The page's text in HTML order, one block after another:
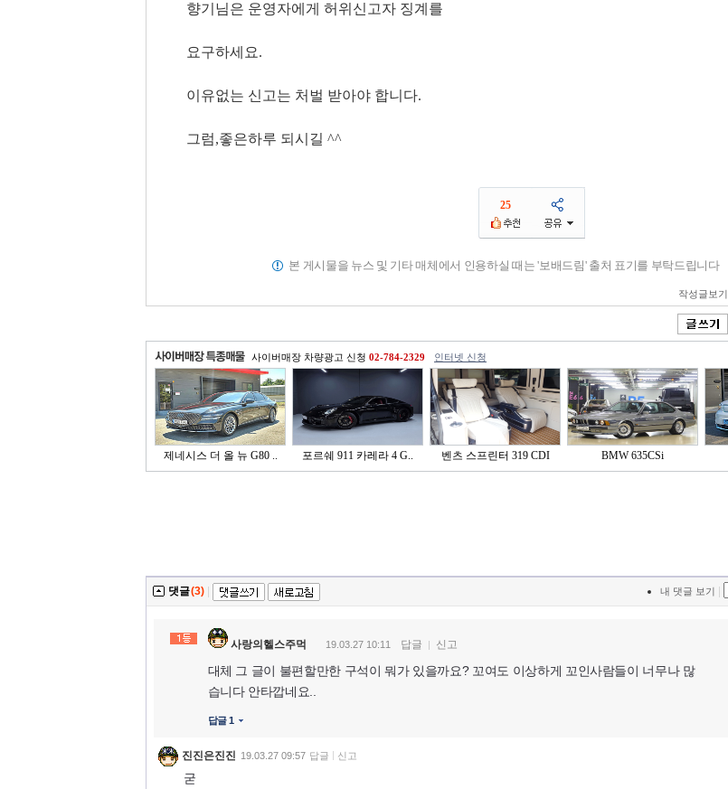
향기님은 운영자에게 허위신고자 징계를
요구하세요.
이유없는 신고는 처벌 받아야 합니다.
그럼,좋은하루 되시길 ^^
25
본 게시물을 뉴스 및 기타 매체에서 인용하실 때는 '보배드림' 출처 표기를 부탁드립니다
작성글보기
사이버매장 차량광고 신청 02-784-2329 인터넷 신청
제네시스 더 올 뉴 G80 .. 포르쉐 911 카레라 4 G.. 벤츠 스프린터 319 CDI BMW 635CSi
댓글(3) 내 댓글 보기
사랑의헬스주먹 19.03.27 10:11 답글 신고
대체 그 글이 불편할만한 구석이 뭐가 있을까요? 꼬여도 이상하게 꼬인사람들이 너무나 많
습니다 안타깝네요..
답글 1
진진은진진 19.03.27 09:57 답글 신고
굳